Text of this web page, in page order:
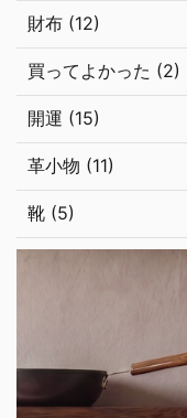
財布 (12)
買ってよかった (2)
開運 (15)
革小物 (11)
靴 (5)